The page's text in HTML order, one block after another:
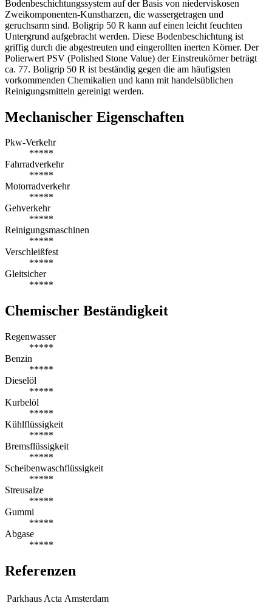
Bodenbeschichtungssystem auf der Basis von niederviskosen
Zweikomponenten-Kunstharzen, die wassergetragen und
geruchsarm sind. Boligrip 50 R kann auf einen leicht feuchten
Untergrund aufgebracht werden. Diese Bodenbeschichtung ist
griffig durch die abgestreuten und eingerollten inerten Körner. Der
Polierwert PSV (Polished Stone Value) der Einstreukörner beträgt
ca. 77. Boligrip 50 R ist beständig gegen die am häufigsten
vorkommenden Chemikalien und kann mit handelsüblichen
Reinigungsmitteln gereinigt werden.
Mechanischer Eigenschaften
Pkw-Verkehr
*****
Fahrradverkehr
*****
Motorradverkehr
*****
Gehverkehr
*****
Reinigungsmaschinen
*****
Verschleißfest
*****
Gleitsicher
*****
Chemischer Beständigkeit
Regenwasser
*****
Benzin
*****
Dieselöl
*****
Kurbelöl
*****
Kühlflüssigkeit
*****
Bremsflüssigkeit
*****
Scheibenwaschflüssigkeit
*****
Streusalze
*****
Gummi
*****
Abgase
*****
Referenzen
Parkhaus Acta Amsterdam